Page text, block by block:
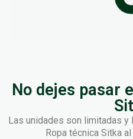
No dejes pasar
Las unidades son limitadas y
Ropa técnica Sitka